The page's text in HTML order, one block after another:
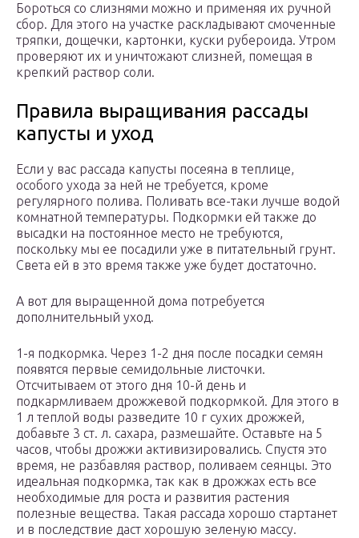
Бороться со слизнями можно и применяя их ручной
сбор. Для этого на участке раскладывают смоченные
тряпки, дощечки, картонки, куски рубероида. Утром
проверяют их и уничтожают слизней, помещая в
крепкий раствор соли.
Правила выращивания рассады
капусты и уход
Если у вас рассада капусты посеяна в теплице,
особого ухода за ней не требуется, кроме
регулярного полива. Поливать все-таки лучше водой
комнатной температуры. Подкормки ей также до
высадки на постоянное место не требуются,
поскольку мы ее посадили уже в питательный грунт.
Света ей в это время также уже будет достаточно.
А вот для выращенной дома потребуется
дополнительный уход.
1-я подкормка. Через 1-2 дня после посадки семян
появятся первые семидольные листочки.
Отсчитываем от этого дня 10-й день и
подкармливаем дрожжевой подкормкой. Для этого в
1 л теплой воды разведите 10 г сухих дрожжей,
добавьте 3 ст. л. сахара, размешайте. Оставьте на 5
часов, чтобы дрожжи активизировались. Спустя это
время, не разбавляя раствор, поливаем сеянцы. Это
идеальная подкормка, так как в дрожжах есть все
необходимые для роста и развития растения
полезные вещества. Такая рассада хорошо стартанет
и в последствие даст хорошую зеленую массу.